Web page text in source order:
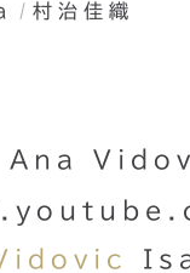
村治佳織
Ana